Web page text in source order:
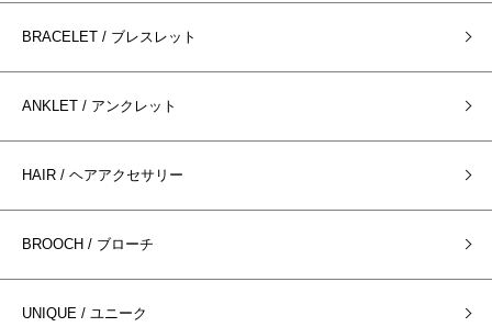
BRACELET / ブレスレット
ANKLET / アンクレット
HAIR / ヘアアクセサリー
BROOCH / ブローチ
UNIQUE / ユニーク